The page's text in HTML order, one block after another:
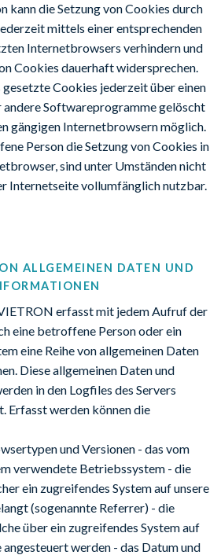
kann die Setzung von Cookies durch
mittels einer entsprechenden
Internetbrowsers verhindern und
Cookies dauerhaft widersprechen.
Cookies jederzeit über einen
Softwareprogramme gelöscht
gängigen Internetbrowsern möglich.
Person die Setzung von Cookies in
sind unter Umständen nicht
Internetseite vollumfänglich nutzbar.
ALLGEMEINEN DATEN UND
erfasst mit jedem Aufruf der
eine betroffene Person oder ein
eine Reihe von allgemeinen Daten
Diese allgemeinen Daten und
in den Logfiles des Servers
Erfasst werden können die
und Versionen - das vom
verwendete Betriebssystem - die
ein zugreifendes System auf unsere
(sogenannte Referrer) - die
über ein zugreifendes System auf
werden - das Datum und